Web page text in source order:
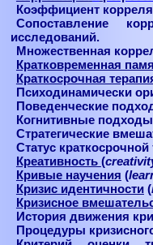
Коэффициент
Сопоставление
исследований.
Множественная
Кратковременная
Краткосрочная
Психодинамически
Поведенческие
Когнитивные
Стратегические
Статус краткосрочной
Креативность (
Кривые научения (
Кризис идентичности(
Кризисное
История движения
Процедуры